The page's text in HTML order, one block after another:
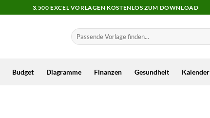
3.500 EXCEL VORLAGEN KOSTENLOS ZUM DOWNLOAD
Budget Diagramme Finanzen Gesundheit Kalender